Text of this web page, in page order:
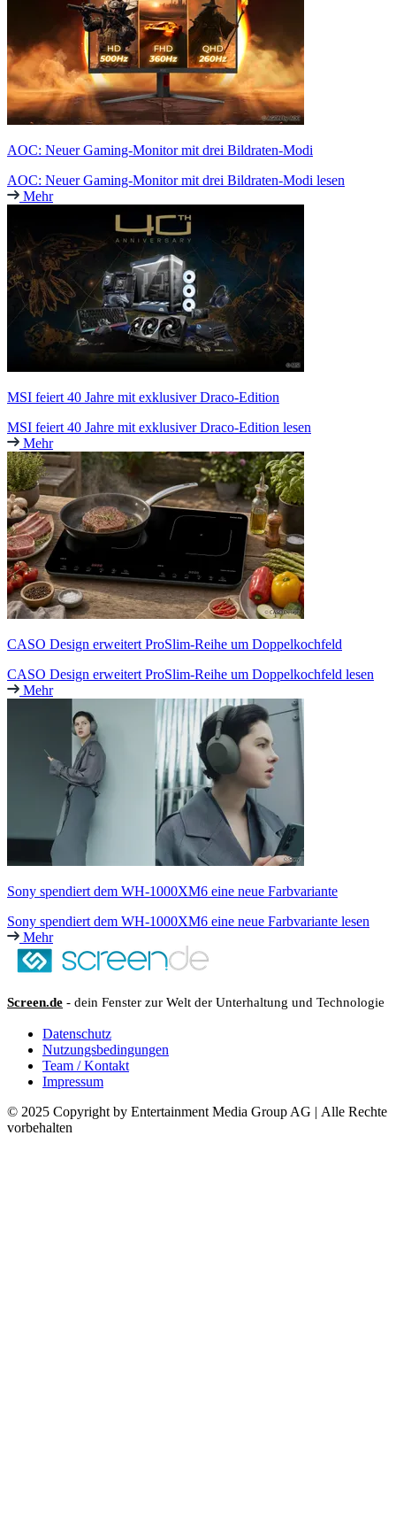
AOC: Neuer Gaming-Monitor mit drei Bildraten-Modi
AOC: Neuer Gaming-Monitor mit drei Bildraten-Modi lesen
Mehr
MSI feiert 40 Jahre mit exklusiver Draco-Edition
MSI feiert 40 Jahre mit exklusiver Draco-Edition lesen
Mehr
CASO Design erweitert ProSlim-Reihe um Doppelkochfeld
CASO Design erweitert ProSlim-Reihe um Doppelkochfeld lesen
Mehr
Sony spendiert dem WH-1000XM6 eine neue Farbvariante
Sony spendiert dem WH-1000XM6 eine neue Farbvariante lesen
Mehr
Screen.de - dein Fenster zur Welt der Unterhaltung und Technologie
Datenschutz
Nutzungsbedingungen
Team / Kontakt
Impressum
© 2025 Copyright by Entertainment Media Group AG | Alle Rechte
vorbehalten